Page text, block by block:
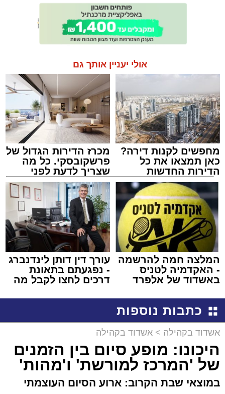
אולי יעניין אותך גם
מחפשים לקנות דירה?
כאן תמצאו את כל
הדירות החדשות
למכירה באשדוד >>>
מכרז הדירות הגדול של
פרשקובסקי. כל מה
שצריך לדעת לפני
שמגישים הצעה לדירה
באשדוד
המלצה חמה להרשמה
- האקדמיה לטניס
באשדוד של אלפרד
עורך דין דותן לינדנברג
- נפגעתם בתאונת
דרכים לחצו לקבל מה
כתבות נוספות
אשדוד בקהילה > אשדוד בקהילה
היכונו: מופע סיום בין הזמנים
של 'המרכז למורשת' ו'מהות'
במוצאי שבת הקרוב: ארוע הסיום העוצמתי